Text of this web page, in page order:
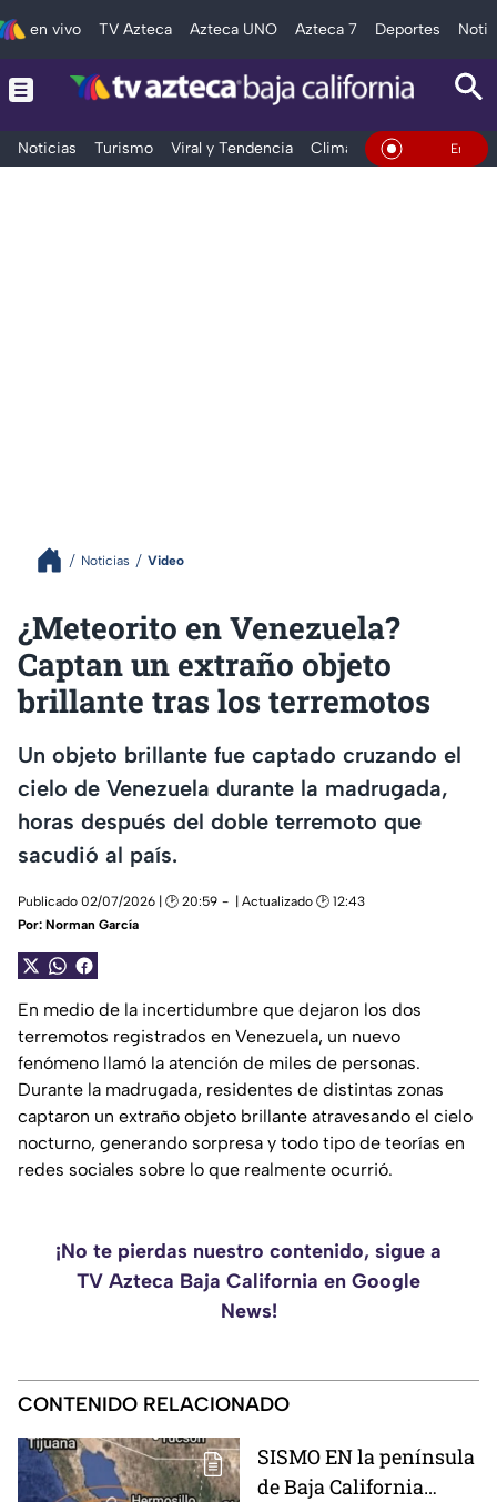
en vivo TV Azteca Azteca UNO Azteca 7 Deportes
Noticias Turismo Viral y Tendencia Clima Deportes En Vivo
Noticias Video
¿Meteorito en Venezuela?
Captan un extraño objeto
brillante tras los terremotos
Un objeto brillante fue captado cruzando el
cielo de Venezuela durante la madrugada,
horas después del doble terremoto que
sacudió al país.
Publicado 02/07/2026 | 🕑 20:59
| Actualizado 🕑 12:43
Por: Norman García
En medio de la incertidumbre que dejaron los dos
terremotos registrados en Venezuela, un nuevo
fenómeno llamó la atención de miles de personas.
Durante la madrugada, residentes de distintas zonas
captaron un extraño objeto brillante atravesando el cielo
nocturno, generando sorpresa y todo tipo de teorías en
redes sociales sobre lo que realmente ocurrió.
¡No te pierdas nuestro contenido, sigue a
TV Azteca Baja California en Google
News!
CONTENIDO RELACIONADO
SISMO EN la península
de Baja California